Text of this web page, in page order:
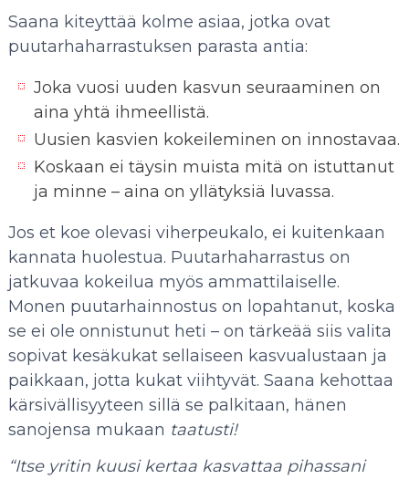
Saana kiteyttää kolme asiaa, jotka ovat
puutarhaharrastuksen parasta antia:
Joka vuosi uuden kasvun seuraaminen on
aina yhtä ihmeellistä.
Uusien kasvien kokeileminen on innostavaa.
Koskaan ei täysin muista mitä on istuttanut
ja minne – aina on yllätyksiä luvassa.
Jos et koe olevasi viherpeukalo, ei kuitenkaan
kannata huolestua. Puutarhaharrastus on
jatkuvaa kokeilua myös ammattilaiselle.
Monen puutarhainnostus on lopahtanut, koska
se ei ole onnistunut heti – on tärkeää siis valita
sopivat kesäkukat sellaiseen kasvualustaan ja
paikkaan, jotta kukat viihtyvät. Saana kehottaa
kärsivällisyyteen sillä se palkitaan, hänen
sanojensa mukaan taatusti!
“Itse yritin kuusi kertaa kasvattaa pihassani